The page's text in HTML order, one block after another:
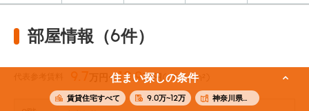
住まい探しの条件
賃貸住宅すべて 9.0万~12万 神奈川県横浜市中区
部屋情報（6件）
9.7 万円〜10.9万円 (25.04m²)